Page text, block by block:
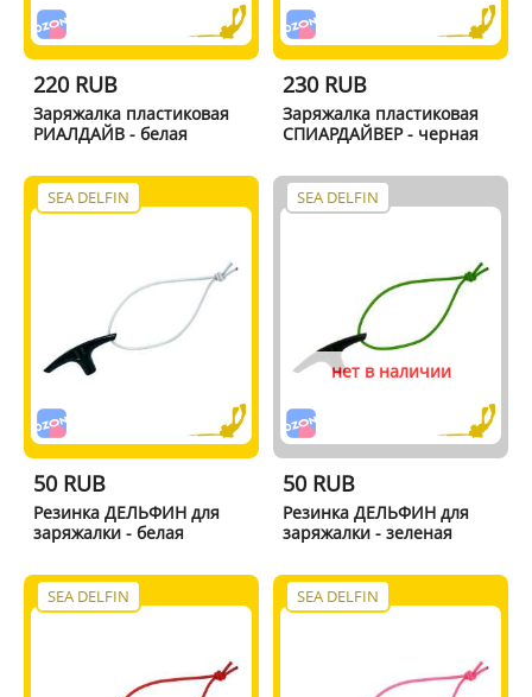
220 RUB
Заряжалка пластиковая
РИАЛДАЙВ - белая
230 RUB
Заряжалка пластиковая
СПИАРДАЙВЕР - черная
SEA DELFIN
50 RUB
Резинка ДЕЛЬФИН для
заряжалки - белая
SEA DELFIN
нет в наличии
50 RUB
Резинка ДЕЛЬФИН для
заряжалки - зеленая
SEA DELFIN SEA DELFIN